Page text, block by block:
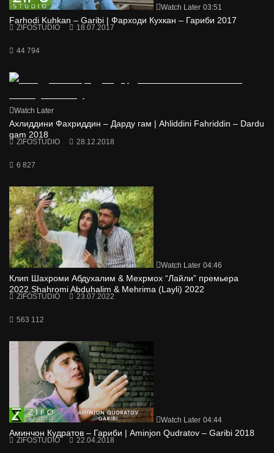
Watch Later 03:51
Farhodi Kuhkan – Garibi | Фарходи Кухкан – Гариби 2017
ZIFOSTUDIO 18.07.2017
44 794
Watch Later
Ахлиддини Фахриддин – Дарду гам | Ahliddini Fahriddin – Dardu
gam 2018
ZIFOSTUDIO 28.12.2018
6 827
Watch Later 04:46
Клип Шахроми Абдухалим & Мехрмох “Лайли” премьера
2022.Shahromi Abduhalim & Mehrima (Layli) 2022
ZIFOSTUDIO 23.07.2022
563 112
Watch Later 04:44
Аминчон Кудратов – Гариби | Aminjon Qudratov – Garibi 2018
ZIFOSTUDIO 22.04.2018